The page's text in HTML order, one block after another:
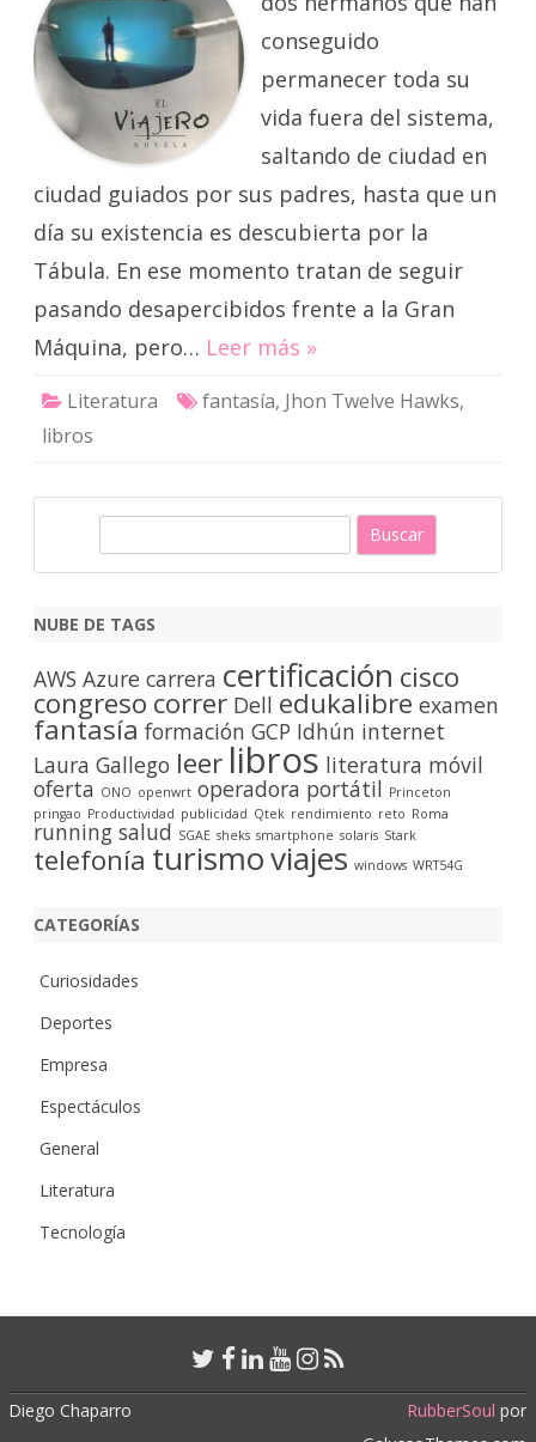
conseguido
permanecer toda su
vida fuera del sistema,
saltando de ciudad en
ciudad guiados por sus padres, hasta que un
día su existencia es descubierta por la
Tábula. En ese momento tratan de seguir
pasando desapercibidos frente a la Gran
Máquina, pero… Leer más »
Literatura fantasía, Jhon Twelve Hawks,
libros
c
r
NUBE DE TAGS
AWS Azure carrera certificación cisco
congreso correr Dell edukalibre examen
fantasía formación GCP Idhún internet
Laura Gallego leer libros literatura móvil
oferta ONO openwrt operadora portátil Princeton
pringao Productividad publicidad Qtek rendimiento reto Roma
running salud SGAE sheks smartphone solaris Stark
telefonía turismoviajes windows WRT54G
CATEGORÍAS
Curiosidades
Deportes
Empresa
Espectáculos
General
Literatura
Tecnología
Diego Chaparro RubberSoul por